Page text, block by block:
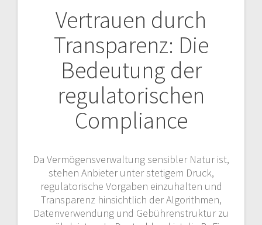
Vertrauen durch
Transparenz: Die
Bedeutung der
regulatorischen
Compliance
Da Vermögensverwaltung sensibler Natur ist,
stehen Anbieter unter stetigem Druck,
regulatorische Vorgaben einzuhalten und
Transparenz hinsichtlich der Algorithmen,
Datenverwendung und Gebührenstruktur zu